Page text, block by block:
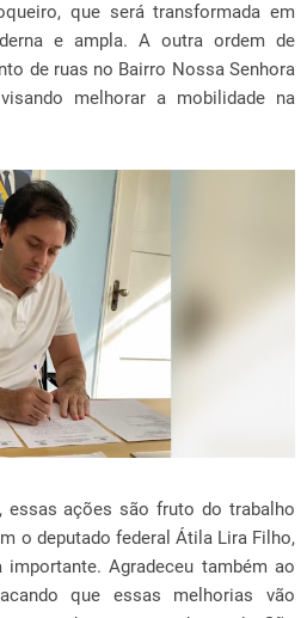
que será transformada em
e ampla. A outra ordem de
de ruas no Bairro Nossa Senhora
melhorar a mobilidade na
essas ações são fruto do trabalho
o deputado federal Átila Lira Filho,
Agradeceu também ao
que essas melhorias vão